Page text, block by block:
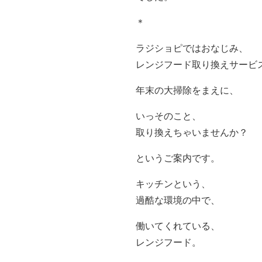
＊
ラジショピではおなじみ、
レンジフード取り換えサービ
年末の大掃除をまえに、
いっそのこと、
取り換えちゃいませんか？
というご案内です。
キッチンという、
過酷な環境の中で、
働いてくれている、
レンジフード。